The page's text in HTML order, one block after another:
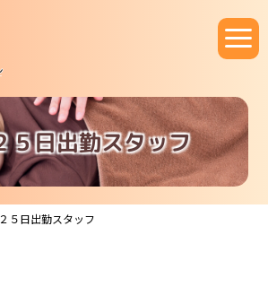
５日出勤スタッフ
５日出勤スタッフ